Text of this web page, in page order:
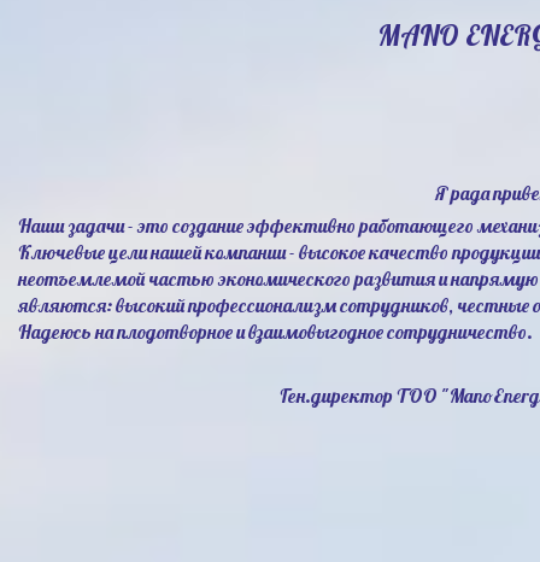
MANO
Я рада
Наши задачи - это создание эффективно работающего
Ключевые цели нашей компании - высокое качество
неотъемлемой частью экономического развития и
являются: высокий профессионализм сотрудников,
Надеюсь на плодотворное и взаимовыгодное сотрудничество.
Ген.директор ТОО